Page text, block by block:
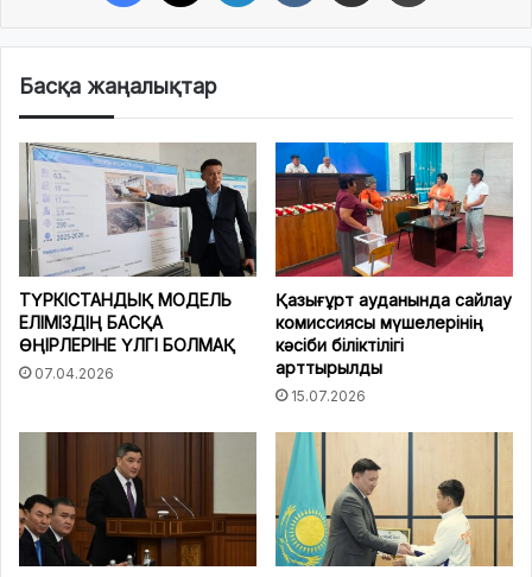
Басқа жаңалықтар
ТҮРКІСТАНДЫҚ МОДЕЛЬ
ЕЛІМІЗДІҢ БАСҚА
ӨҢІРЛЕРІНЕ ҮЛГІ БОЛМАҚ
07.04.2026
Қазығұрт ауданында сайлау
комиссиясы мүшелерінің
кәсіби біліктілігі
арттырылды
15.07.2026